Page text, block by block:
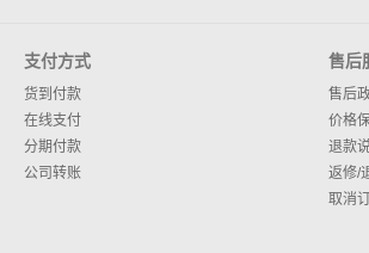
支付方式
货到付款
在线支付
分期付款
公司转账
售后
售后
价格
退款
返修/
取消